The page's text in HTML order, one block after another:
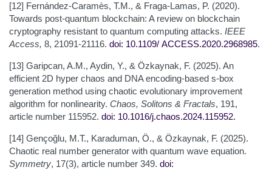
[12] Fernández-Caramès, T.M., & Fraga-Lamas, P. (2020).
Towards post-quantum blockchain: A review on blockchain
cryptography resistant to quantum computing attacks. IEEE
Access, 8, 21091-21116. doi: 10.1109/ ACCESS.2020.2968985.
[13] Garipcan, A.M., Aydin, Y., & Özkaynak, F. (2025). An
efficient 2D hyper chaos and DNA encoding-based s-box
generation method using chaotic evolutionary improvement
algorithm for nonlinearity. Chaos, Solitons & Fractals, 191,
article number 115952. doi: 10.1016/j.chaos.2024.115952.
[14] Gençoğlu, M.T., Karaduman, Ö., & Özkaynak, F. (2025).
Chaotic real number generator with quantum wave equation.
Symmetry, 17(3), article number 349. doi: